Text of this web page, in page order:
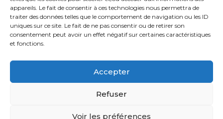
appareils. Le fait de consentir à ces technologies nous permettra de
traiter des données telles que le comportement de navigation ou les ID
uniques sur ce site. Le fait de ne pas consentir ou de retirer son
consentement peut avoir un effet négatif sur certaines caractéristiques
et fonctions.
Accepter
Refuser
Voir les préférences
le tennis de table - Boutique en ligne ouverte aux clubs de ping pong,
aux écoles et aux pongistes amateurs - Raquettes de ping pong, sacs,
housses, chaussures, balles, tables de ping pong, colles, nettoyants,
Un service proposé parSolaris @Proximité - Création de site internet à